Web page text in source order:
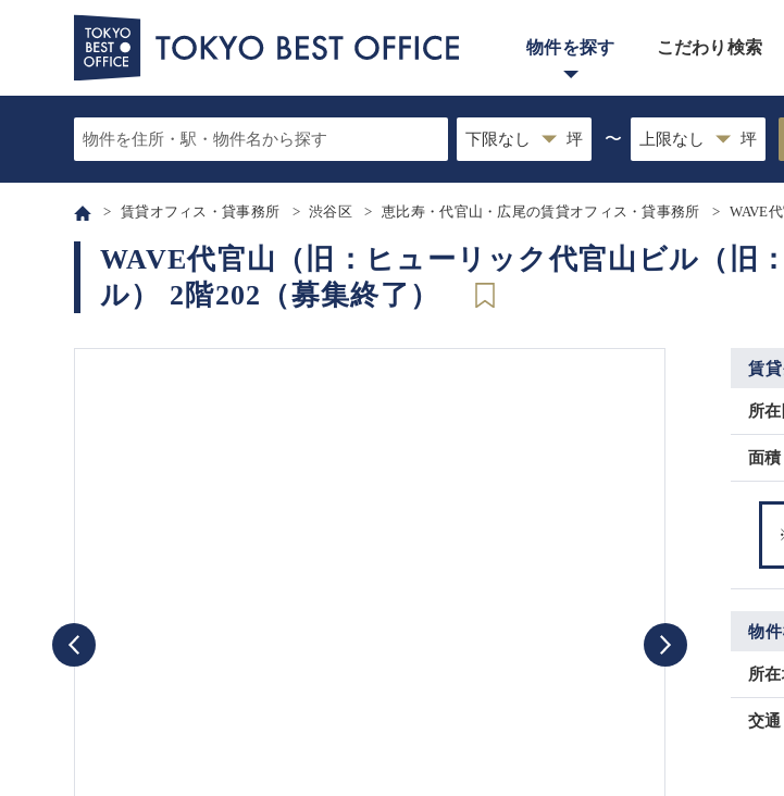
物件を探す こだわり検索
〜
賃貸オフィス・貸事務所 渋谷区 恵比寿・代官山・広尾の賃貸オフィス・貸事務所 WAVE
WAVE代官山（旧：ヒューリック代官山ビル（旧
ル） 2階202（募集終了）
賃
所
面積
物
所
交通